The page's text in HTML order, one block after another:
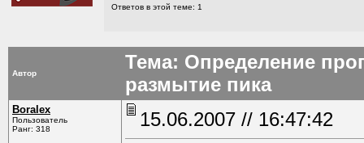
Ответов в этой теме: 1
Автор
Тема: Определение
размытие пика
Boralex
Пользователь
Ранг: 318
15.06.2007 // 16:47:42